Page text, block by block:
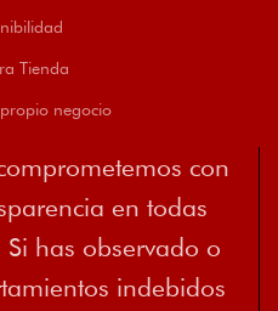
Tienda
negocio
con
en todas
has observado o
indebidos